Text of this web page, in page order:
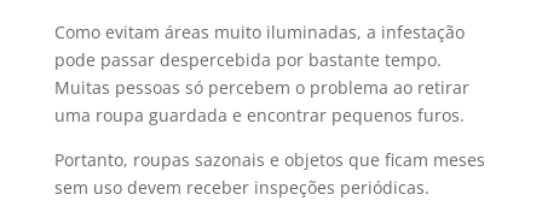
Como evitam áreas muito iluminadas, a infestação
pode passar despercebida por bastante tempo.
Muitas pessoas só percebem o problema ao retirar
uma roupa guardada e encontrar pequenos furos.
Portanto, roupas sazonais e objetos que ficam meses
sem uso devem receber inspeções periódicas.